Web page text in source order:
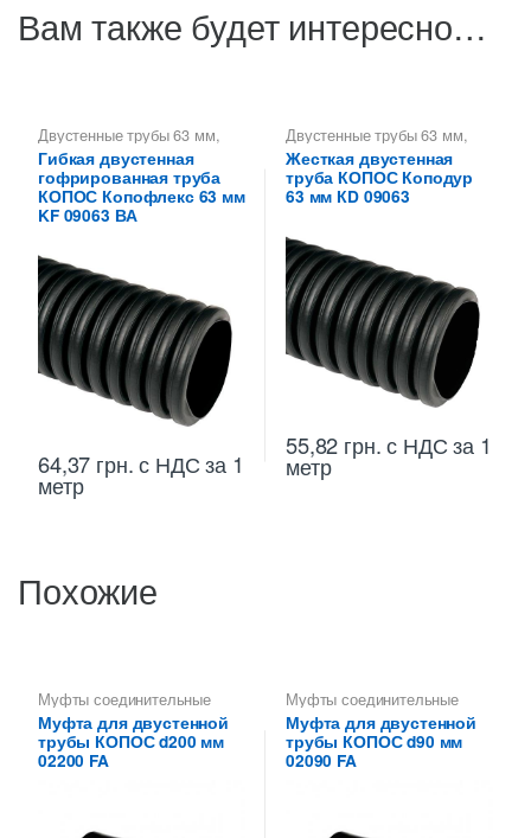
Вам также будет интересно…
Двустенные трубы 63 мм,
Двустенные трубы KOPOS -
Копофлекс, Коподур,
Копофлекс КОПОС гибкие,
двустенные трубы
Гибкая двустенная
гофрированная труба
КОПОС Копофлекс 63 мм
KF 09063 ВА
64,37 грн.с НДС за 1
метр
Двустенные трубы 63 мм,
Двустенные трубы KOPOS -
Копофлекс, Коподур,Трубы
Коподур КОПОС жесткие
двустенные
Жесткая двустенная
труба КОПОС Коподур
63 мм КD 09063
55,82 грн.с НДС за 1
метр
Похожие
Муфты соединительные
KOPOS
Муфта для двустенной
трубы КОПОС d200 мм
02200 FA
Муфты соединительные
KOPOS
Муфта для двустенной
трубы КОПОС d90 мм
02090 FA